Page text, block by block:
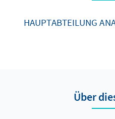
HAUPTABTEILUNG
Über